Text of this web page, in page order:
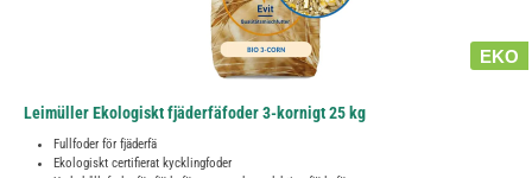
EKO
Leimüller Ekologiskt fjäderfäfoder 3-kornigt 25 kg
Fullfoder för fjäderfä
Ekologiskt certifierat kycklingfoder